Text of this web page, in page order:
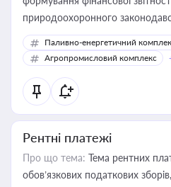
природоохоронного
Паливно-енергетичний
Агропромисловий комплекс
Рентні платежі
Про що тема: Тема рентних
обов’язкових податкових